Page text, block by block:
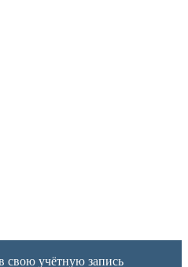
свою учётную запись